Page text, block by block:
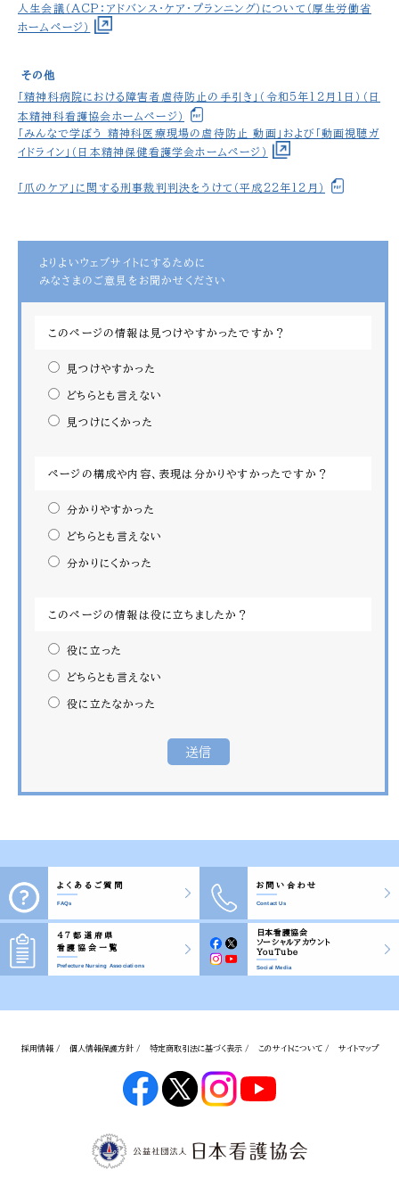
人生会議（ACP：アドバンス・ケア・プランニング）について（厚生労働省
ホームページ）
その他
「精神科病院における障害者虐待防止の手引き」（令和5年12月1日）（日
本精神科看護協会ホームページ）
「みんなで学ぼう 精神科医療現場の虐待防止 動画」および「動画視聴ガ
イドライン」（日本精神保健看護学会ホームページ）
「爪のケア」に関する刑事裁判判決をうけて（平成22年12月）
よりよいウェブサイトにするために
みなさまのご意見をお聞かせください
このページの情報は見つけやすかったですか？
見つけやすかった
どちらとも言えない
見つけにくかった
ページの構成や内容、表現は分かりやすかったですか？
分かりやすかった
どちらとも言えない
分かりにくかった
このページの情報は役に立ちましたか？
役に立った
どちらとも言えない
役に立たなかった
よくあるご質問
FAQs
お問い合わせ
Contact Us
47都道府県
看護協会一覧
Prefecture Nursing Associations
日本看護協会
ソーシャルアカウント
YouTube
Social Media
採用情報 / 個人情報保護方針 / 特定商取引法に基づく表示 / このサイトについて / サイトマップ